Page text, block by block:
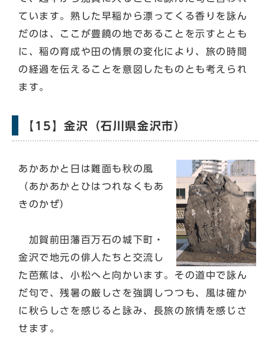
ています。熟した早稲から漂ってくる香りを詠ん
だのは、ここが豊饒の地であることを示すととも
に、稲の育成や田の情景の変化により、旅の時間
の経過を伝えることを意図したものとも考えられ
ます。
【15】金沢（石川県金沢市）
あかあかと日は難面も秋の風
（あかあかとひはつれなくもあ
きのかぜ）
加賀前田藩百万石の城下町・
金沢で地元の俳人たちと交流し
た芭蕉は、小松へと向かいます。その道中で詠ん
だ句で、残暑の厳しさを強調しつつも、風は確か
に秋らしさを感じると詠み、長旅の旅情を感じさ
せます。